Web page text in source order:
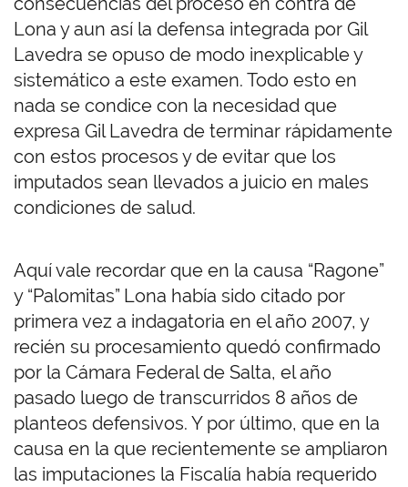
Lona y aun así la defensa integrada por Gil
Lavedra se opuso de modo inexplicable y
sistemático a este examen. Todo esto en
nada se condice con la necesidad que
expresa Gil Lavedra de terminar rápidamente
con estos procesos y de evitar que los
imputados sean llevados a juicio en males
condiciones de salud.
Aquí vale recordar que en la causa “Ragone”
y “Palomitas” Lona había sido citado por
primera vez a indagatoria en el año 2007, y
recién su procesamiento quedó confirmado
por la Cámara Federal de Salta, el año
pasado luego de transcurridos 8 años de
planteos defensivos. Y por último, que en la
causa en la que recientemente se ampliaron
las imputaciones la Fiscalía había requerido